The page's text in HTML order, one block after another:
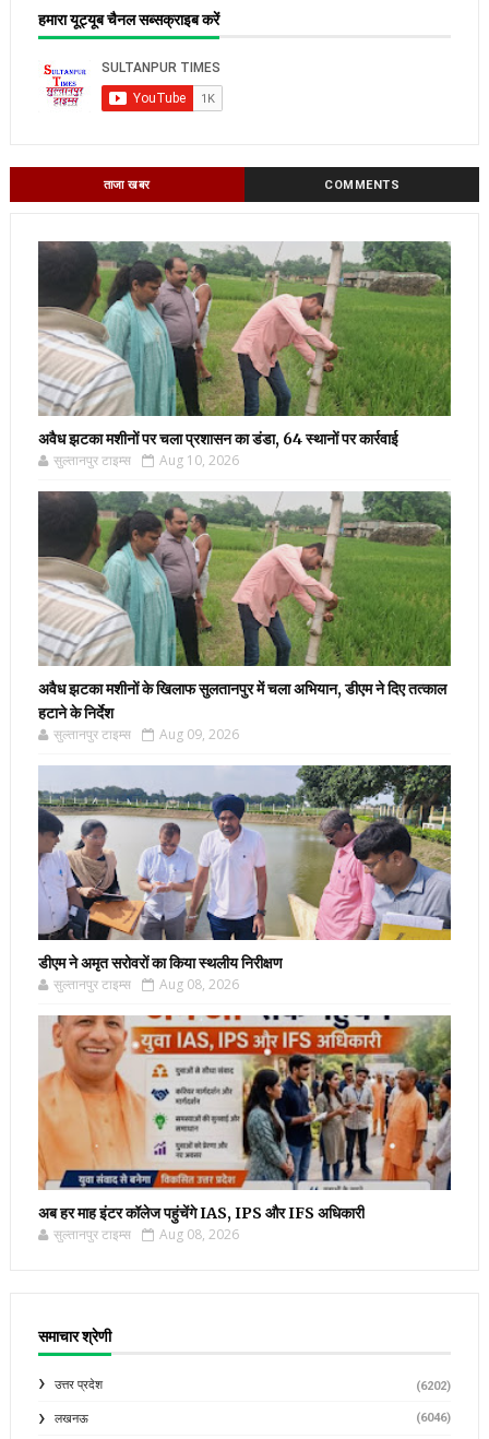
हमारा यूट्यूब चैनल सब्सक्राइब करें
ताजा खबर COMMENTS
अवैध झटका मशीनों पर चला प्रशासन का डंडा, 64 स्थानों पर कार्रवाई
सुल्तानपुर टाइम्स Aug 10, 2026
अवैध झटका मशीनों के खिलाफ सुलतानपुर में चला अभियान, डीएम ने दिए तत्काल
हटाने के निर्देश
सुल्तानपुर टाइम्स Aug 09, 2026
डीएम ने अमृत सरोवरों का किया स्थलीय निरीक्षण
सुल्तानपुर टाइम्स Aug 08, 2026
अब हर माह इंटर कॉलेज पहुंचेंगे IAS, IPS और IFS अधिकारी
सुल्तानपुर टाइम्स Aug 08, 2026
समाचार श्रेणी
उत्तर प्रदेश (6202)
लखनऊ (6046)